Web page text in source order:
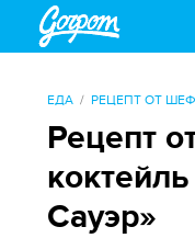
ЕДА РЕЦЕПТ ОТ
Рецепт
Сауэр»